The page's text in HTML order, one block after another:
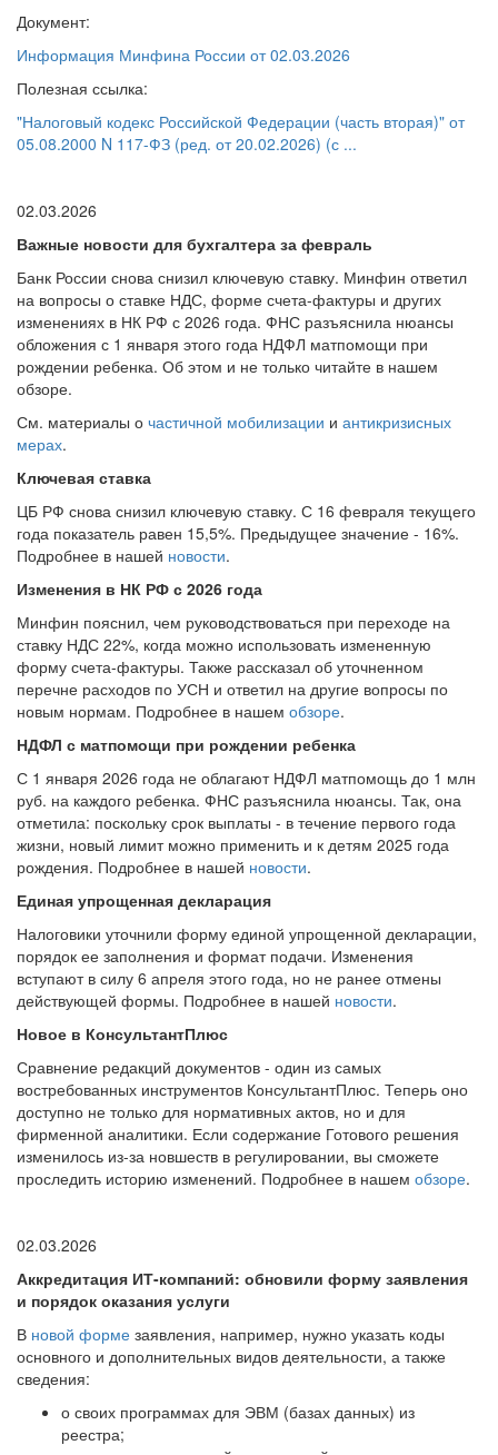
Документ:
Информация Минфина России от 02.03.2026
Полезная ссылка:
"Налоговый кодекс Российской Федерации (часть вторая)" от
05.08.2000 N 117-ФЗ (ред. от 20.02.2026) (с ...
02.03.2026
Важные новости для бухгалтера за февраль
Банк России снова снизил ключевую ставку. Минфин ответил
на вопросы о ставке НДС, форме счета-фактуры и других
изменениях в НК РФ с 2026 года. ФНС разъяснила нюансы
обложения с 1 января этого года НДФЛ матпомощи при
рождении ребенка. Об этом и не только читайте в нашем
обзоре.
См. материалы о частичной мобилизации и антикризисных
мерах.
Ключевая ставка
ЦБ РФ снова снизил ключевую ставку. С 16 февраля текущего
года показатель равен 15,5%. Предыдущее значение - 16%.
Подробнее в нашей новости.
Изменения в НК РФ с 2026 года
Минфин пояснил, чем руководствоваться при переходе на
ставку НДС 22%, когда можно использовать измененную
форму счета-фактуры. Также рассказал об уточненном
перечне расходов по УСН и ответил на другие вопросы по
новым нормам. Подробнее в нашем обзоре.
НДФЛ с матпомощи при рождении ребенка
С 1 января 2026 года не облагают НДФЛ матпомощь до 1 млн
руб. на каждого ребенка. ФНС разъяснила нюансы. Так, она
отметила: поскольку срок выплаты - в течение первого года
жизни, новый лимит можно применить и к детям 2025 года
рождения. Подробнее в нашей новости.
Единая упрощенная декларация
Налоговики уточнили форму единой упрощенной декларации,
порядок ее заполнения и формат подачи. Изменения
вступают в силу 6 апреля этого года, но не ранее отмены
действующей формы. Подробнее в нашей новости.
Новое в КонсультантПлюс
Сравнение редакций документов - один из самых
востребованных инструментов КонсультантПлюс. Теперь оно
доступно не только для нормативных актов, но и для
фирменной аналитики. Если содержание Готового решения
изменилось из-за новшеств в регулировании, вы сможете
проследить историю изменений. Подробнее в нашем обзоре.
02.03.2026
Аккредитация ИТ-компаний: обновили форму заявления
и порядок оказания услуги
В новой форме заявления, например, нужно указать коды
основного и дополнительных видов деятельности, а также
сведения:
о своих программах для ЭВМ (базах данных) из
реестра;